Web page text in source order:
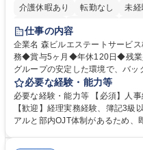
介護休暇あり 転勤なし 未
経験者歓迎
完全週休2日制
交通費支給
仕事の内容
企業名 森ビルエステートサービス株式会社 求人名 【森
務◆賞与5ヶ月◆年休120日◆残業少なめ◆リ
グループの安定した環境で、バ
をお任せします。 労務と総務の
度改定などのコア業務にも挑戦でき
理、給与計算、社会保険手続き
き、社内規定の改定や人事制度改
必要な経験・能力等
必要な経験・能力等 【必須】人
【歓迎】経理実務経験、簿記3級
アルと部内OJT体制があるため、